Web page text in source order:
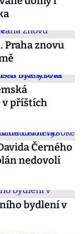
znovu
v příštích
Černého
nedovolí
bydlení v